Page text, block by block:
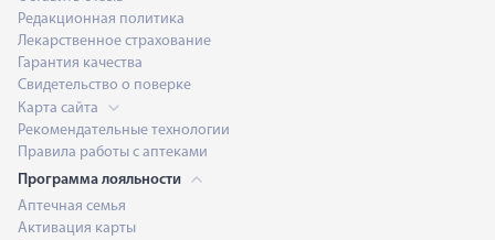
Редакционная политика
Лекарственное страхование
Гарантия качества
Свидетельство о поверке
Карта сайта
Рекомендательные технологии
Правила работы с аптеками
Программа лояльности
Аптечная семья
Активация карты